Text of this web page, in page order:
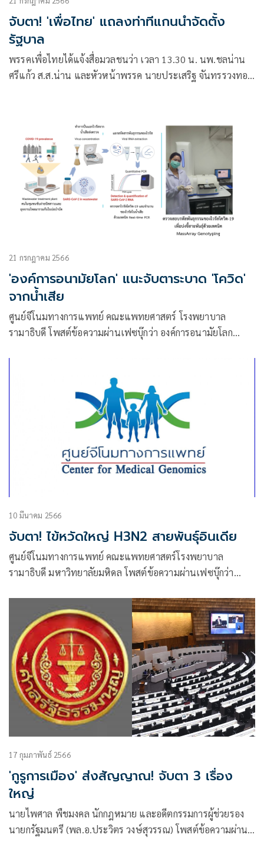
จับตา! 'เพื่อไทย' แถลงท่าทีแกนนำจัดตั้ง
รัฐบาล
พรรคเพื่อไทยได้แจ้งสื่อมวลชนว่า เวลา 13.30 น. นพ.ชลน่าน
ศรีแก้ว ส.ส.น่าน และหัวหน้าพรรค นายประเสริฐ จันทรรวงทอง
21 กรกฎาคม 2566
'องค์การอนามัยโลก' แนะจับตาระบาด 'โควิด'
จากน้ำเสีย
ศูนย์จีโนมทางการแพทย์ คณะแพทยศาสตร์ โรงพยาบาล
รามาธิบดี โพสต์ข้อความผ่านเฟซบุ๊กว่า องค์การอนามัยโลก
10 มีนาคม 2566
จับตา! ไข้หวัดใหญ่ H3N2 สายพันธุ์อินเดีย
ศูนย์จีโนมทางการแพทย์ คณะแพทยศาสตร์โรงพยาบาล
รามาธิบดี มหาวิทยาลัยมหิดล โพสต์ข้อความผ่านเฟซบุ๊กว่า
17 กุมภาพันธ์ 2566
'กูรูการเมือง' ส่งสัญญาณ! จับตา 3 เรื่อง
ใหญ่
นายไพศาล พืชมงคล นักกฎหมาย และอดีตกรรมการผู้ช่วยรอง
นายกรัฐมนตรี (พล.อ.ประวิตร วงษ์สุวรรณ) โพสต์ข้อความผ่าน